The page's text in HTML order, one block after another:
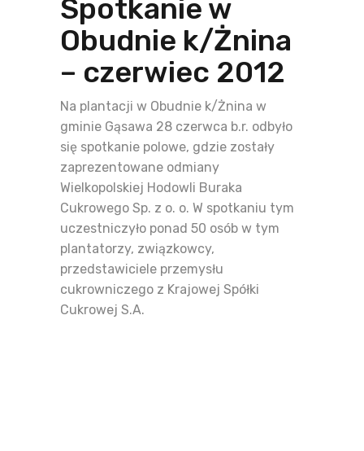
Spotkanie w
Obudnie k/Żnina
– czerwiec 2012
Na plantacji w Obudnie k/Żnina w
gminie Gąsawa 28 czerwca b.r. odbyło
się spotkanie polowe, gdzie zostały
zaprezentowane odmiany
Wielkopolskiej Hodowli Buraka
Cukrowego Sp. z o. o. W spotkaniu tym
uczestniczyło ponad 50 osób w tym
plantatorzy, związkowcy,
przedstawiciele przemysłu
cukrowniczego z Krajowej Spółki
Cukrowej S.A.